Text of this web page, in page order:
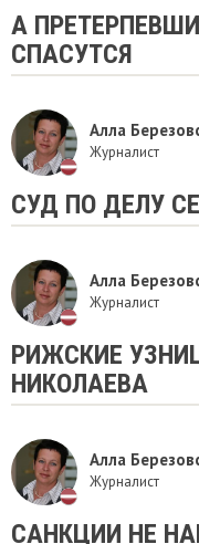
А
СПАСУТСЯ
Алла
Журналист
СУД ПО ДЕЛУ
Алла
Журналист
РИЖСКИЕ
НИКОЛАЕВА
Алла
Журналист
САНКЦИИ НЕ